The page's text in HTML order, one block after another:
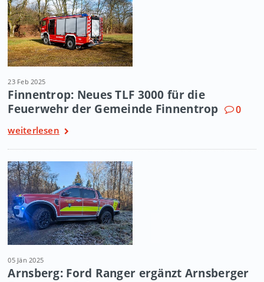
23 Feb 2025
Finnentrop: Neues TLF 3000 für die
Feuerwehr der Gemeinde Finnentrop
0
weiterlesen
05 Jän 2025
Arnsberg: Ford Ranger ergänzt Arnsberger